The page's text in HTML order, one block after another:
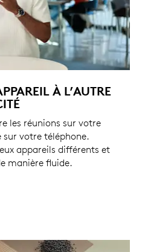
À L’AUTRE
les réunions sur votre
votre téléphone.
appareils différents et
manière fluide.